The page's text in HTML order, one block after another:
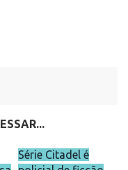
Série Citadel é